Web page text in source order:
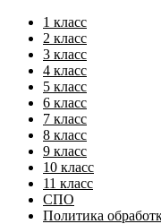
1 класс
2 класс
3 класс
4 класс
5 класс
6 класс
7 класс
8 класс
9 класс
10 класс
11 класс
СПО
Политика